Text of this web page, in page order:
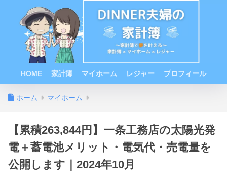
HOME 家計簿 マイホーム レジャー プロフィール
ホーム マイホーム
【累積263,844円】一条工務店の太陽光発
電＋蓄電池メリット・電気代・売電量を
公開します｜2024年10月